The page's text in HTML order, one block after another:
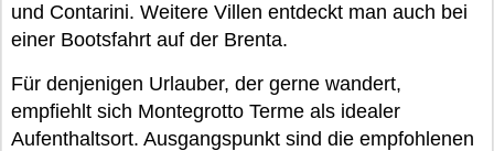
und Contarini. Weitere Villen entdeckt man auch bei
einer Bootsfahrt auf der Brenta.
Für denjenigen Urlauber, der gerne wandert,
empfiehlt sich Montegrotto Terme als idealer
Aufenthaltsort. Ausgangspunkt sind die empfohlenen